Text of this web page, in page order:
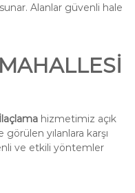
Alanlar güvenli hale
hizmetimiz açık
yılanlara karşı
ve etkili yöntemler